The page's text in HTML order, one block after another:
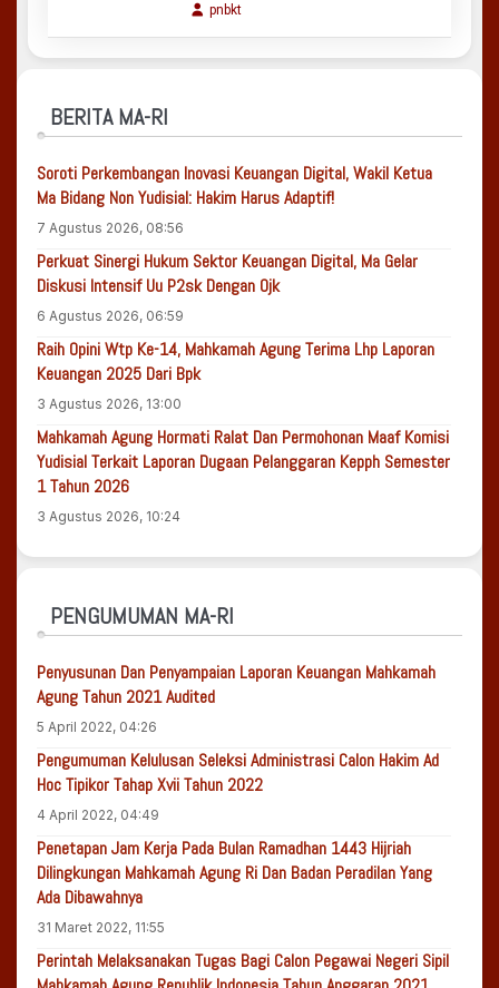
pnbkt
BERITA MA-RI
Soroti Perkembangan Inovasi Keuangan Digital, Wakil Ketua
Ma Bidang Non Yudisial: Hakim Harus Adaptif!
7 Agustus 2026, 08:56
Perkuat Sinergi Hukum Sektor Keuangan Digital, Ma Gelar
Diskusi Intensif Uu P2sk Dengan Ojk
6 Agustus 2026, 06:59
Raih Opini Wtp Ke-14, Mahkamah Agung Terima Lhp Laporan
Keuangan 2025 Dari Bpk
3 Agustus 2026, 13:00
Mahkamah Agung Hormati Ralat Dan Permohonan Maaf Komisi
Yudisial Terkait Laporan Dugaan Pelanggaran Kepph Semester
1 Tahun 2026
3 Agustus 2026, 10:24
PENGUMUMAN MA-RI
Penyusunan Dan Penyampaian Laporan Keuangan Mahkamah
Agung Tahun 2021 Audited
5 April 2022, 04:26
Pengumuman Kelulusan Seleksi Administrasi Calon Hakim Ad
Hoc Tipikor Tahap Xvii Tahun 2022
4 April 2022, 04:49
Penetapan Jam Kerja Pada Bulan Ramadhan 1443 Hijriah
Dilingkungan Mahkamah Agung Ri Dan Badan Peradilan Yang
Ada Dibawahnya
31 Maret 2022, 11:55
Perintah Melaksanakan Tugas Bagi Calon Pegawai Negeri Sipil